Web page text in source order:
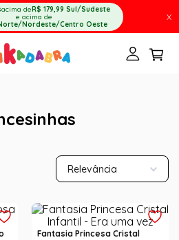
acima deR$ 179,99 Sul/Sudeste
e acima de
Nordeste/Centro Oeste
X
Relevância
Fantasia Princesa Cristal